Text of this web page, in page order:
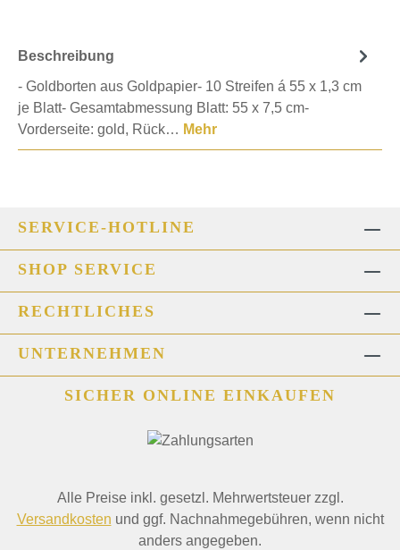
Beschreibung
- Goldborten aus Goldpapier- 10 Streifen á 55 x 1,3 cm
je Blatt- Gesamtabmessung Blatt: 55 x 7,5 cm-
Vorderseite: gold, Rück… Mehr
SERVICE-HOTLINE
SHOP SERVICE
RECHTLICHES
UNTERNEHMEN
SICHER ONLINE EINKAUFEN
Alle Preise inkl. gesetzl. Mehrwertsteuer zzgl.
Versandkosten und ggf. Nachnahmegebühren, wenn nicht
anders angegeben.